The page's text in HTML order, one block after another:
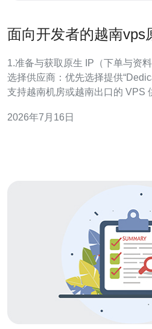
面向开发者的越南vps
1.准备与获取原生 IP（下单与资
选择供应商：优先选择提供
支持越南机房或越南出口的 VPS
获取供应商提供的网络信息：IP
2026年7月16日